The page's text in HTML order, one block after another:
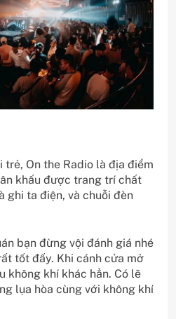
On the Radio là địa điểm
khấu được trang trí chất
ghi ta điện, và chuỗi đèn
bạn đừng vội đánh giá nhé
tốt đấy. Khi cánh cửa mở
không khí khác hẳn. Có lẽ
lụa hòa cùng với không khí